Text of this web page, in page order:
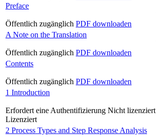
Preface
Öffentlich zugänglich PDF downloaden
A Note on the Translation
Öffentlich zugänglich PDF downloaden
Contents
Öffentlich zugänglich PDF downloaden
1 Introduction
Erfordert eine Authentifizierung Nicht lizenziert
Lizenziert
2 Process Types and Step Response Analysis